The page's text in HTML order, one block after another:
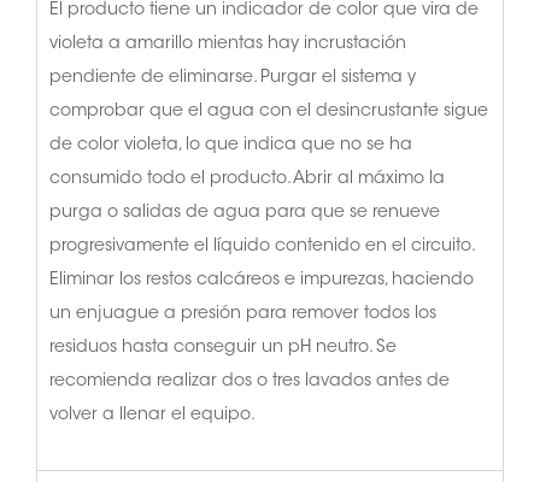
El producto tiene un indicador de color que vira de
violeta a amarillo mientas hay incrustación
pendiente de eliminarse. Purgar el sistema y
comprobar que el agua con el desincrustante sigue
de color violeta, lo que indica que no se ha
consumido todo el producto. Abrir al máximo la
purga o salidas de agua para que se renueve
progresivamente el líquido contenido en el circuito.
Eliminar los restos calcáreos e impurezas, haciendo
un enjuague a presión para remover todos los
residuos hasta conseguir un pH neutro. Se
recomienda realizar dos o tres lavados antes de
volver a llenar el equipo.